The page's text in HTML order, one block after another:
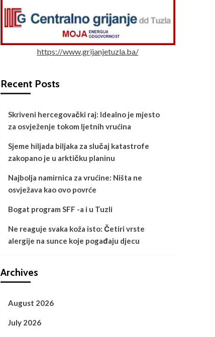
https://www.grijanjetuzla.ba/
Recent Posts
Skriveni hercegovački raj: Idealno je mjesto
za osvježenje tokom ljetnih vrućina
Sjeme hiljada biljaka za slučaj katastrofe
zakopano je u arktičku planinu
Najbolja namirnica za vrućine: Ništa ne
osvježava kao ovo povrće
Bogat program SFF -a i u Tuzli
Ne reaguje svaka koža isto: Četiri vrste
alergije na sunce koje pogađaju djecu
Archives
August 2026
July 2026